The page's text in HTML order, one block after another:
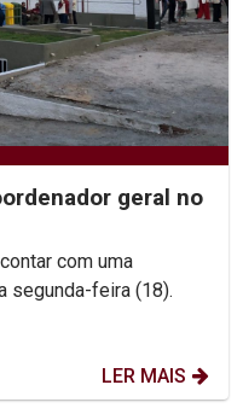
geral no
com uma
segunda-feira (18).
LER MAIS